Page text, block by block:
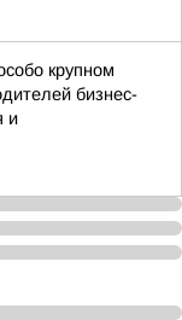
крупном
бизнес-
и